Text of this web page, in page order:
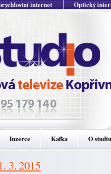
internet Optický
Inzerce Kafka O studiu
3. 2015